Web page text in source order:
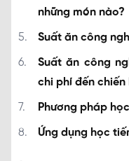
những món nào?
Suất ăn công
Suất ăn công
chi phí đến chiến
Phương pháp
Ứng dụng học